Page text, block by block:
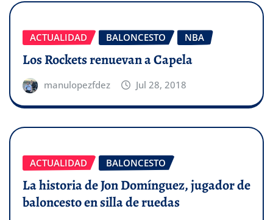
ACTUALIDAD BALONCESTO NBA
Los Rockets renuevan a Capela
manulopezfdez Jul 28, 2018
ACTUALIDAD BALONCESTO
La historia de Jon Domínguez, jugador de
baloncesto en silla de ruedas